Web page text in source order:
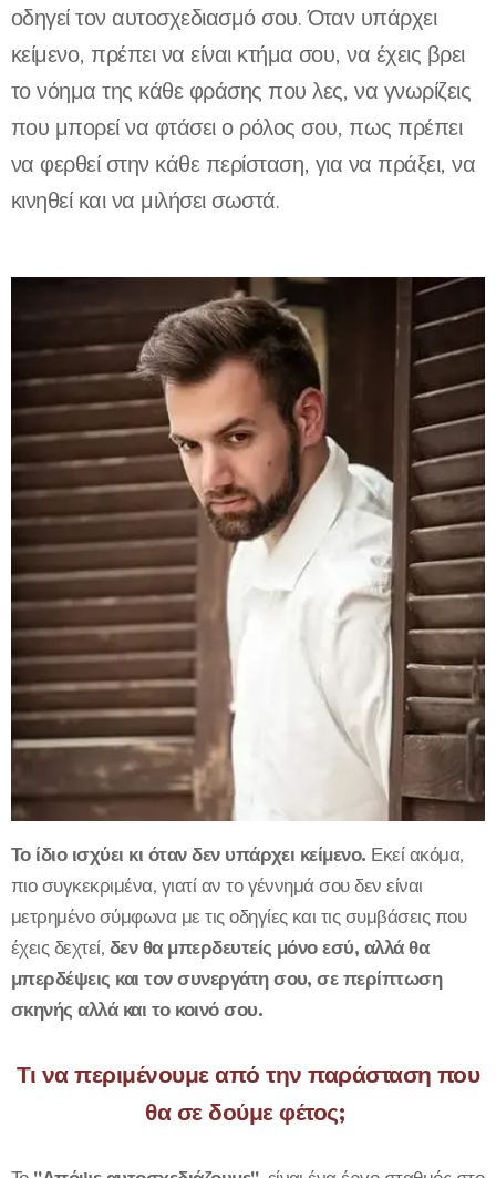
οδηγεί τον αυτοσχεδιασμό σου. Όταν υπάρχει
κείμενο, πρέπει να είναι κτήμα σου, να έχεις βρει
το νόημα της κάθε φράσης που λες, να γνωρίζεις
που μπορεί να φτάσει ο ρόλος σου, πως πρέπει
να φερθεί στην κάθε περίσταση, για να πράξει, να
κινηθεί και να μιλήσει σωστά.
Το ίδιο ισχύει κι όταν δεν υπάρχει κείμενο. Εκεί ακόμα,
πιο συγκεκριμένα, γιατί αν το γέννημά σου δεν είναι
μετρημένο σύμφωνα με τις οδηγίες και τις συμβάσεις που
έχεις δεχτεί, δεν θα μπερδευτείς μόνο εσύ, αλλά θα
μπερδέψεις και τον συνεργάτη σου, σε περίπτωση
σκηνής αλλά και το κοινό σου.
Τι να περιμένουμε από την παράσταση που
θα σε δούμε φέτος;